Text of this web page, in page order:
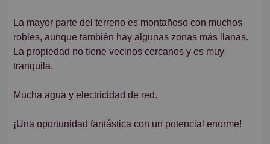
La mayor parte del terreno es montañoso con muchos
robles, aunque también hay algunas zonas más llanas.
La propiedad no tiene vecinos cercanos y es muy
tranquila.
Mucha agua y electricidad de red.
¡Una oportunidad fantástica con un potencial enorme!